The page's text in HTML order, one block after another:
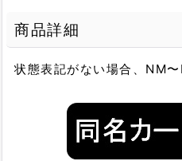
商品詳細
状態表記がない場合、NM〜